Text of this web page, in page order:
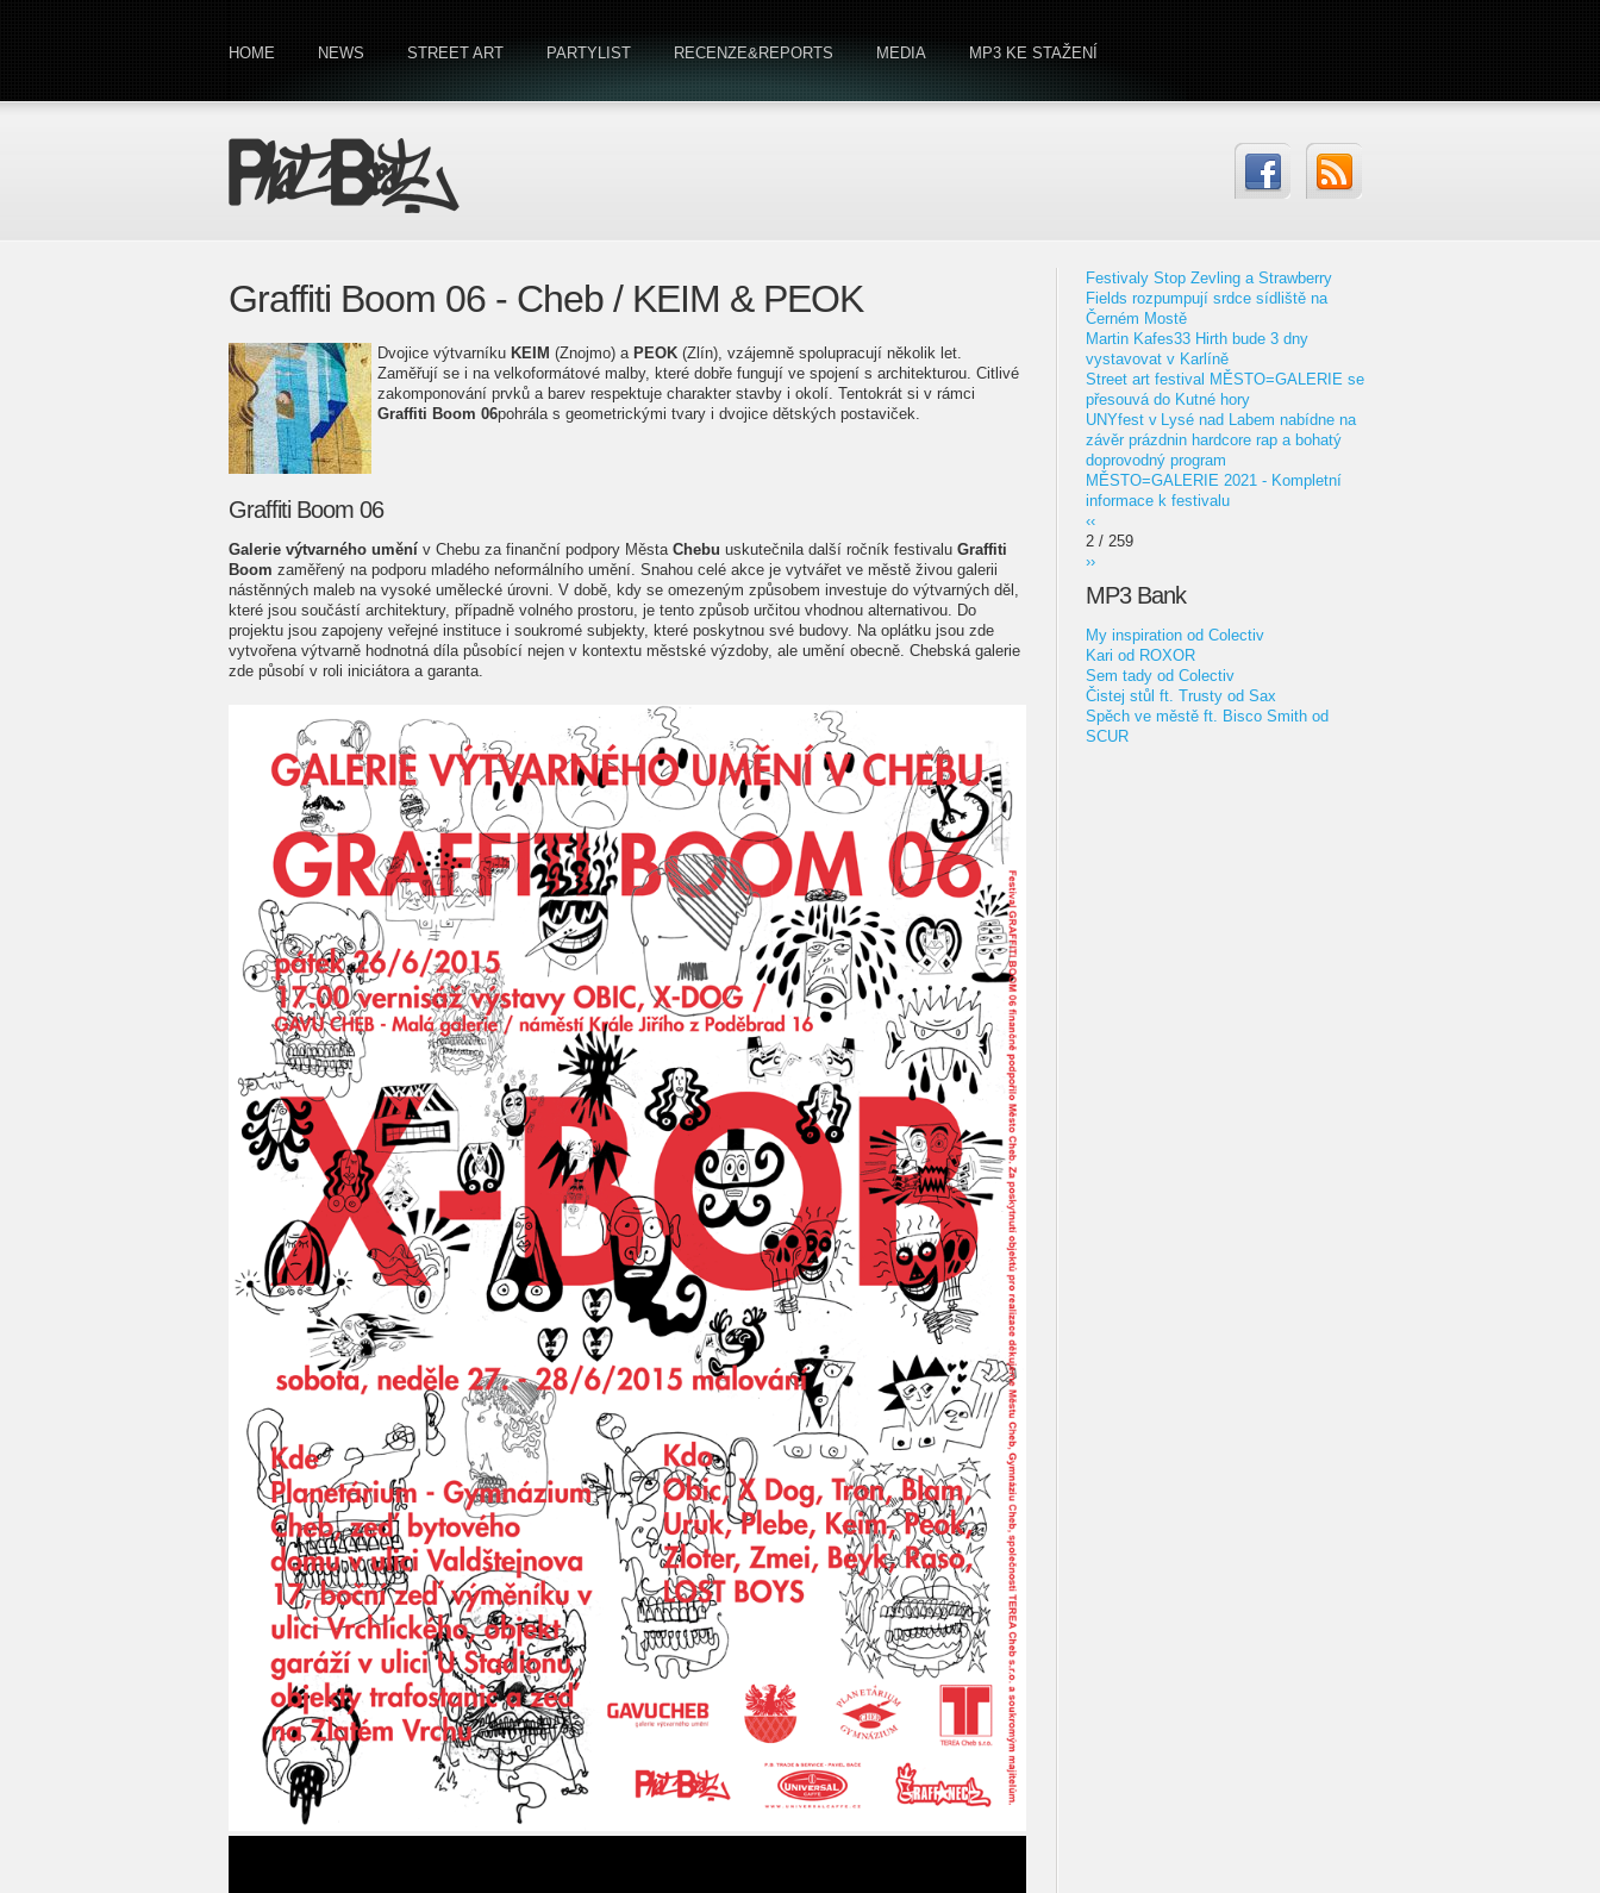
HOME NEWS STREET ART PARTYLIST RECENZE&REPORTS MEDIA MP3 KE STAŽENÍ
Graffiti Boom 06 - Cheb / KEIM & PEOK
Dvojice výtvarníku KEIM (Znojmo) a PEOK (Zlín), vzájemně spolupracují několik let.
Zaměřují se i na velkoformátové malby, které dobře fungují ve spojení s architekturou. Citlivé
zakomponování prvků a barev respektuje charakter stavby i okolí. Tentokrát si v rámci
Graffiti Boom 06pohrála s geometrickými tvary i dvojice dětských postaviček.
Graffiti Boom 06
Galerie výtvarného umění v Chebu za finanční podpory Města Chebu uskutečnila další ročník festivalu Graffiti
Boom zaměřený na podporu mladého neformálního umění. Snahou celé akce je vytvářet ve městě živou galerii
nástěnných maleb na vysoké umělecké úrovni. V době, kdy se omezeným způsobem investuje do výtvarných děl,
které jsou součástí architektury, případně volného prostoru, je tento způsob určitou vhodnou alternativou. Do
projektu jsou zapojeny veřejné instituce i soukromé subjekty, které poskytnou své budovy. Na oplátku jsou zde
vytvořena výtvarně hodnotná díla působící nejen v kontextu městské výzdoby, ale umění obecně. Chebská galerie
zde působí v roli iniciátora a garanta.
Festivaly Stop Zevling a Strawberry
Fields rozpumpují srdce sídliště na
Černém Mostě
Martin Kafes33 Hirth bude 3 dny
vystavovat v Karlíně
Street art festival MĚSTO=GALERIE se
přesouvá do Kutné hory
UNYfest v Lysé nad Labem nabídne na
závěr prázdnin hardcore rap a bohatý
doprovodný program
MĚSTO=GALERIE 2021 - Kompletní
informace k festivalu
‹‹
2 / 259
››
MP3 Bank
My inspiration od Colectiv
Kari od ROXOR
Sem tady od Colectiv
Čistej stůl ft. Trusty od Sax
Spěch ve městě ft. Bisco Smith od
SCUR